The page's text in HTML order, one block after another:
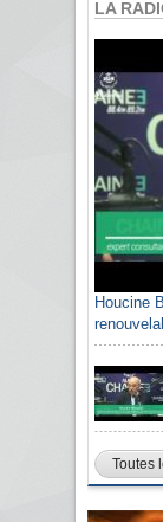
LA
Houcine
Toutes